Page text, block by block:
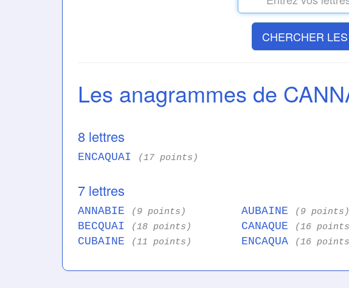
CHERCHER
Les anagrammes de
8 lettres
ENCAQUAI (17 points)
7 lettres
ANNABIE (9 points) AUBAINE (9 points)
BECQUAI (18 points) CANAQUE (16
CUBAINE (11 points) ENCAQUA (16